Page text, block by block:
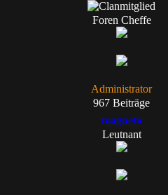
Foren Cheffe
Administrator
967 Beiträge
magneto
Leutnant